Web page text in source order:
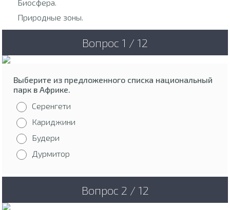
Биосфера.
Природные зоны.
Вопрос 1 / 12
Выберите из предложенного списка национальный
парк в Африке.
Серенгети
Кариджини
Будери
Дурмитор
Вопрос 2 / 12